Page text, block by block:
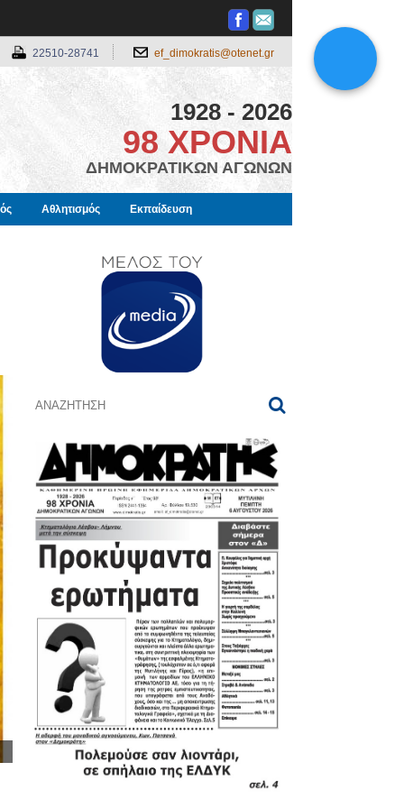
22510-28741 ef_dimokratis@otenet.gr
1928 - 2026
98 ΧΡΟΝΙΑ
ΔΗΜΟΚΡΑΤΙΚΩΝ ΑΓΩΝΩΝ
Αθλητισμός Εκπαίδευση